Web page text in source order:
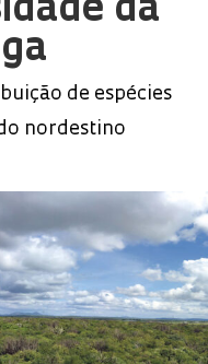
da
de espécies
nordestino